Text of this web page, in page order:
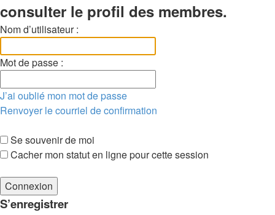
consulter le profil des membres.
Nom d’utilisateur :
Mot de passe :
J’ai oublié mon mot de passe
Renvoyer le courriel de confirmation
Se souvenir de moi
Cacher mon statut en ligne pour cette session
S’enregistrer